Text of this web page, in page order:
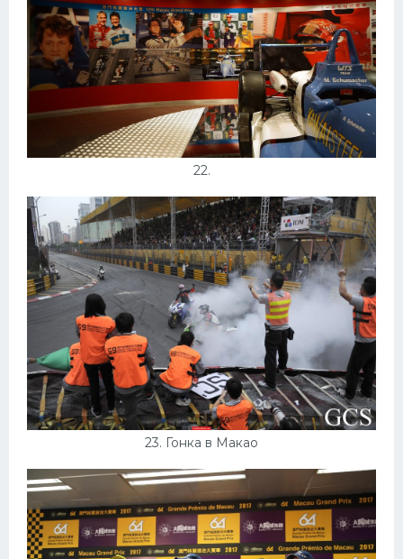
22.
23. Гонка в Макао